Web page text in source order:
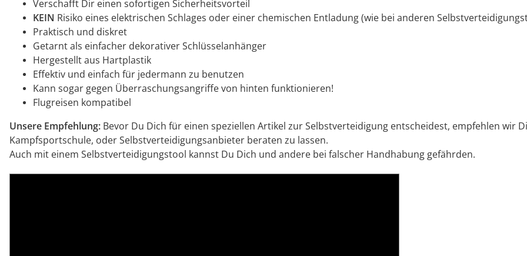
Verschafft Dir einen sofortigen Sicherheitsvorteil
KEIN Risiko eines elektrischen Schlages oder einer chemischen Entladung (wie bei anderen
Praktisch und diskret
Getarnt als einfacher dekorativer Schlüsselanhänger
Hergestellt aus Hartplastik
Effektiv und einfach für jedermann zu benutzen
Kann sogar gegen Überraschungsangriffe von hinten funktionieren!
Flugreisen kompatibel
Unsere Empfehlung: Bevor Du Dich für einen speziellen Artikel zur Selbstverteidigung entscheidest, empfehlen wir
Kampfsportschule, oder Selbstverteidigungsanbieter beraten zu lassen.
Auch mit einem Selbstverteidigungstool kannst Du Dich und andere bei falscher Handhabung gefährden.